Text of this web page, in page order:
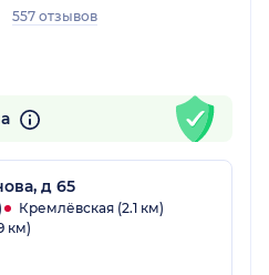
557 отзывов
д 65
Кремлёвская (2.1 км)
км)